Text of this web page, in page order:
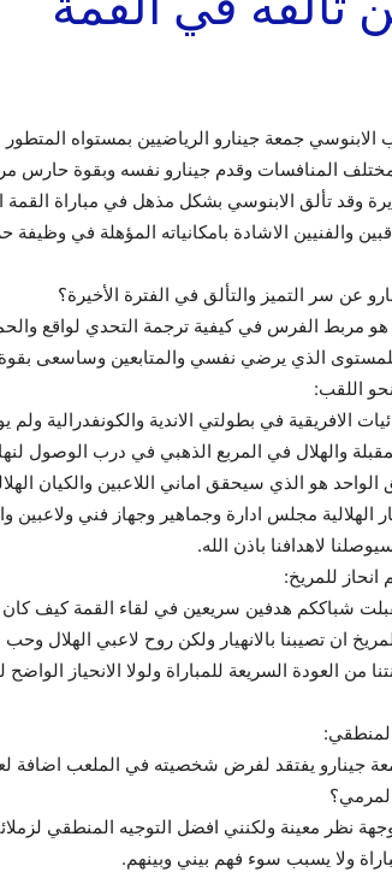
الابنوسي جمعة جينارو الرياضيين بمستواه
مختلف المنافسات وقدم جينارو نفسه وبقوة حارس
وقد تألق الابنوسي بشكل مذهل في مباراة القمة
والفنيين الاشادة بامكانياته المؤهلة في
عن سر التميز والتألق في الفترة الأخيرة؟
هو مربط الفرس في كيفية ترجمة التحدي لواقع
الذي يرضي نفسي والمتابعين وساسعى بقوة
اللقب:
الافريقية في بطولتي الاندية والكونفدرالية
والهلال في المربع الذهبي في درب الوصول
هو الذي سيحقق اماني اللاعبين والكيان
الهلالية مجلس ادارة وجماهير وجهاز فني ولاعبين
لاهدافنا باذن الله.
انحاز للمريخ:
شباككم هدفين سريعين في لقاء القمة كيف
ان تصيبنا بالانهيار ولكن روح لاعبي الهلال وحب
من العودة السريعة للمباراة ولولا الانحياز
جينارو يفتقد لفرض شخصيته في الملعب اضافة
نظر معينة ولكنني افضل التوجيه المنطقي لزملائي
ولا يسبب سوء فهم بيني وبينهم.